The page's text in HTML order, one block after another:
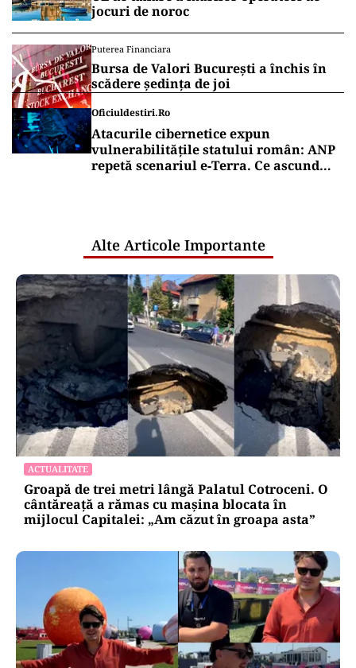
jocuri de noroc
Puterea Financiara
Bursa de Valori București a închis în
scădere ședința de joi
Oficiuldestiri.ro
Atacurile cibernetice expun
vulnerabilitățile statului român: ANP
repetă scenariul e‑Terra. Ce ascund
Alte Articole Importante
ACTUALITATE
Groapă de trei metri lângă Palatul Cotroceni. O
cântăreață a rămas cu mașina blocata în
mijlocul Capitalei: „Am căzut în groapa asta”